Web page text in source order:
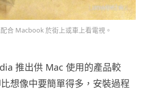
合 Macbook 於街上或車上看電視。
推出供 Mac 使用的產品較
想像中要簡單得多，安裝過程